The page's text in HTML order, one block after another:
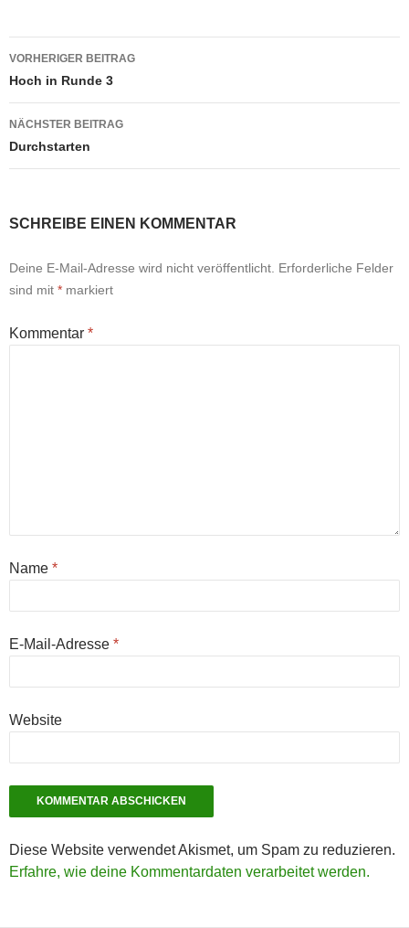
Beitragsnavigation
VORHERIGER BEITRAG
Hoch in Runde 3
NÄCHSTER BEITRAG
Durchstarten
SCHREIBE EINEN KOMMENTAR
Deine E-Mail-Adresse wird nicht veröffentlicht. Erforderliche Felder
sind mit * markiert
Kommentar *
Name *
E-Mail-Adresse *
Website
Diese Website verwendet Akismet, um Spam zu reduzieren.
Erfahre, wie deine Kommentardaten verarbeitet werden.